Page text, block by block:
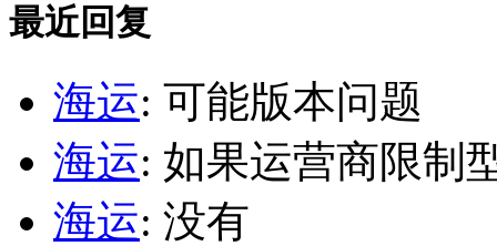
最近回复
海运: 可能版本问题
海运: 如果运营商限制
海运: 没有